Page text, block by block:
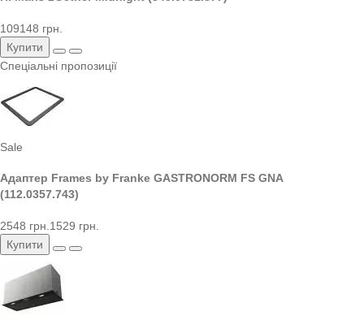
109148 грн.
Купити
Спеціальні пропозиції
Sale
Адаптер Frames by Franke GASTRONORM FS GNA
(112.0357.743)
2548 грн. 1529 грн.
Купити